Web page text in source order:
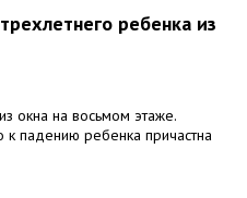
ребенка из
окна на восьмом этаже.
к падению ребенка причастна